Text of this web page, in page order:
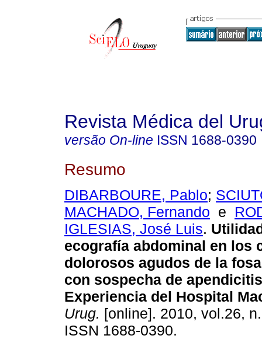
Revista Médica del
versão On-line ISSN 1688-0390
Resumo
DIBARBOURE, Pablo;
MACHADO, Fernando e
IGLESIAS, José Luis.
ecografía abdominal en los
dolorosos agudos de la
con sospecha de
Experiencia del Hospital
Urug. [online]. 2010, vol.26,
ISSN 1688-0390.